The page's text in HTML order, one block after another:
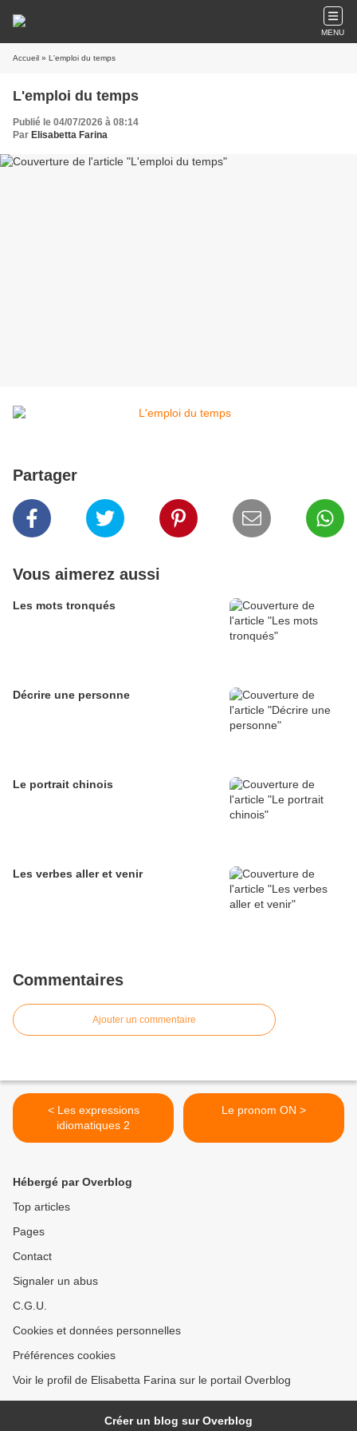
MENU
Accueil » L'emploi du temps
L'emploi du temps
Publié le 04/07/2026 à 08:14
Par Elisabetta Farina
Partager
Vous aimerez aussi
Les mots tronqués
Décrire une personne
Le portrait chinois
Les verbes aller et venir
Commentaires
Ajouter un commentaire
< Les expressions
idiomatiques 2
Le pronom ON >
Hébergé par Overblog
Top articles
Pages
Contact
Signaler un abus
C.G.U.
Cookies et données personnelles
Préférences cookies
Voir le profil de Elisabetta Farina sur le portail Overblog
Créer un blog sur Overblog